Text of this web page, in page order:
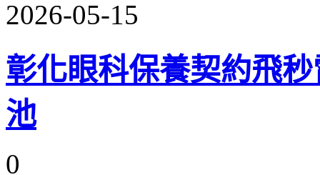
2026-05-15
彰化眼科保養契約飛
池
0